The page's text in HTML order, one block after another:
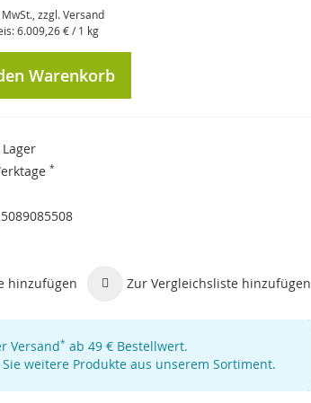
zzgl.Versand
6.009,26 €/ 1 kg
Warenkorb
*
hinzufügen Zur Vergleichsliste hinzufügen
Versand* ab 49 € Bestellwert.
Sie weitere Produkte aus unserem Sortiment.